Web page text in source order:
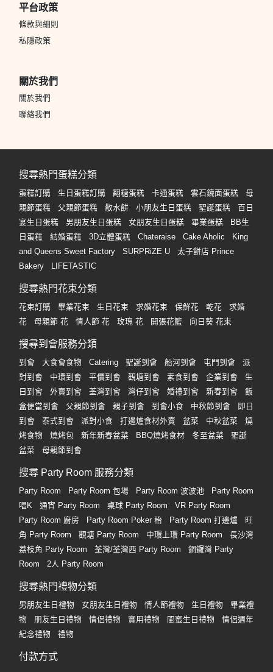
平台政策
條款與細則
私隱政策
關於我們
關於我們
聯絡我們
搜尋熱門蛋糕分類
蛋糕訂購 生日蛋糕訂購 翻糖蛋糕 卡通蛋糕 雲石鏡面蛋糕
母
親節蛋糕
父親節蛋糕 散水餅 小朋友生日蛋糕 聖誕蛋糕
百日
宴生日蛋糕
男朋友生日蛋糕 女朋友生日蛋糕 畢業蛋糕
BB生
日蛋糕
結婚蛋糕 3D立體蛋糕 Chateraise Cake Aholic
King
and Queens Sweet Factory
SURPRiZE U
太子餅店 Prince
Bakery
LIFETASTIC
搜尋熱門花束分類
花束訂購 畢業花束 生日花束 求婚花束 保鮮花 乾花
求婚
花
母親節 花 情人節 花 玫瑰 花 開張花籃 向日葵 花束
搜尋到會服務分類
到會 大食會食物 Catering 聖誕到會 船河到會 屯門到會
派
對到會
中環到會 平價到會 觀塘到會 素食到會 企業到會
生
日到會
外賣到會 荃灣到會 灣仔到會 婚禮到會 新春到會
飯
盒便當到會
父親節到會 親子到會 到會小食 中秋節到會
即日
到會
泰式到會 派對小食 打邊爐食材外賣 盆菜 中秋盆菜
燒
烤食物
燒烤包 新年新春盆菜 BBQ燒烤食材 冬至盆菜
聖誕
盆菜
母親節到會
搜尋 Party Room 服務分類
Party Room Party Room 包場 Party Room 波波池
Party Room
唱K
通宵 Party Room 桌球 Party Room
VR Party Room
Party Room 廚房
Party Room Poker 枱 Party Room 打邊爐
旺
角 Party Room
觀塘 Party Room 中環上環 Party Room
長沙灣
荔枝角 Party Room
荃灣/荃灣西 Party Room
銅鑼灣 Party
Room
2人 Party Room
搜尋熱門禮物分類
男朋友生日禮物 女朋友生日禮物 情人節禮物 生日禮物
畢業禮
物
朋友生日禮物 情侶禮物 實用禮物 閨蜜生日禮物
情侶週年
紀念禮物
禮物
付款方式